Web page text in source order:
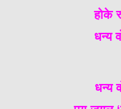
होके
धन्य
धन्य